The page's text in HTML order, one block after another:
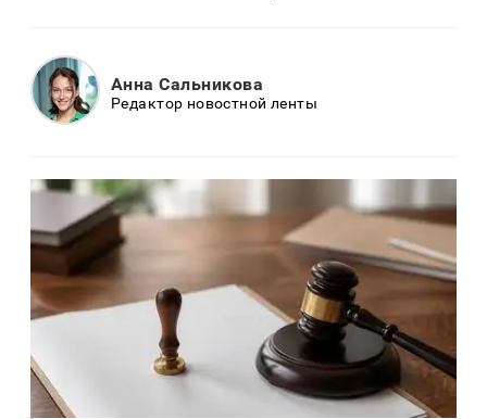
Анна Сальникова
Редактор новостной ленты